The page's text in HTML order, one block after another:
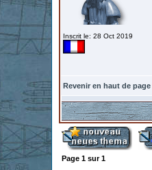
Inscrit le: 28 Oct 2019
Revenir en haut de page
Page 1 sur1